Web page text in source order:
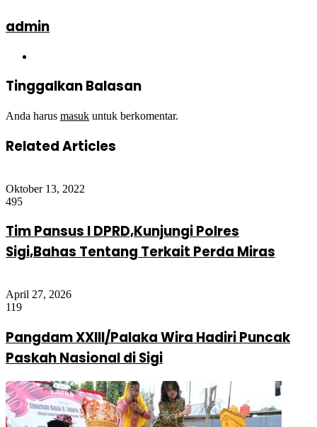
admin
Tinggalkan Balasan
Anda harus masuk untuk berkomentar.
Related Articles
Oktober 13, 2022
495
Tim Pansus I DPRD,Kunjungi Polres
Sigi,Bahas Tentang Terkait Perda Miras
April 27, 2026
119
Pangdam XXIII/Palaka Wira Hadiri Puncak
Paskah Nasional di Sigi